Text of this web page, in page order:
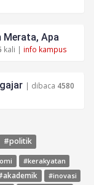
Apa
kali | info kampus
| dibaca 4580
#politik
#kerakyatan
#inovasi